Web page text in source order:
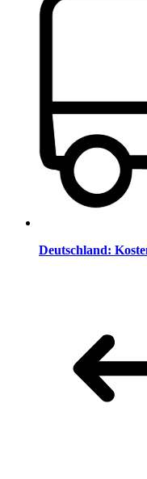
Deutschland: